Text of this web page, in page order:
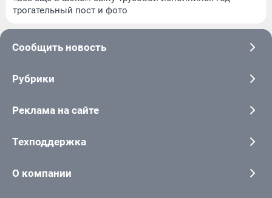
трогательный пост и фото
Сообщить новость
Рубрики
Реклама на сайте
Техподдержка
О компании